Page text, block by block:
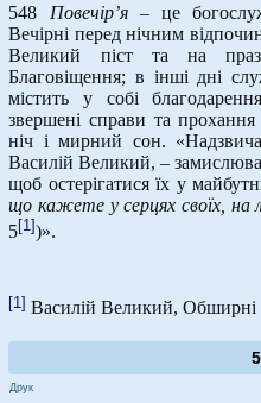
548 Повечір’я– це
Вечірні перед нічним
Великий піст та на
Благовіщення; в інші дні
містить у собі
звершені справи та
ніч і мирний сон.
Василій Великий, –
щоб остерігатися їх у
що кажете у серцях своїх, на
5[1])».
[1] Василій Великий, Обширні
Друк